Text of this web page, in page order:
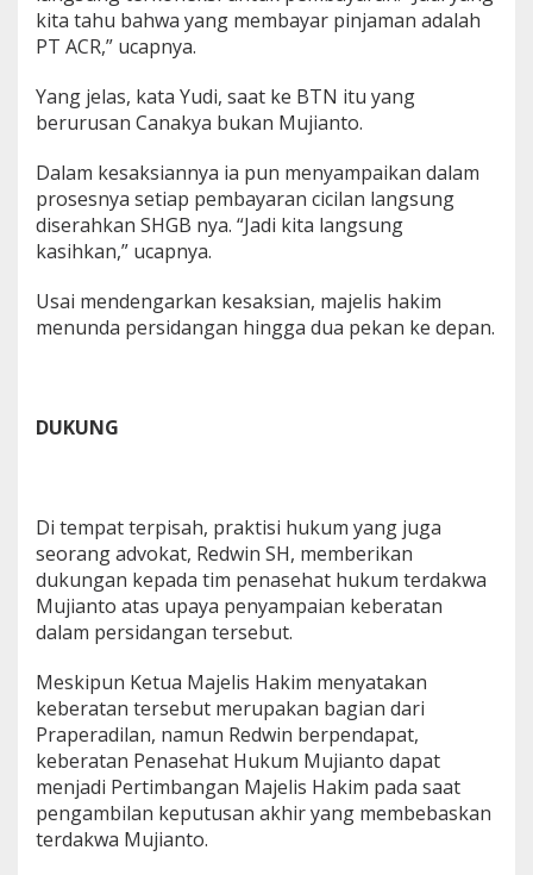
kita tahu bahwa yang membayar pinjaman adalah
PT ACR,” ucapnya.
Yang jelas, kata Yudi, saat ke BTN itu yang
berurusan Canakya bukan Mujianto.
Dalam kesaksiannya ia pun menyampaikan dalam
prosesnya setiap pembayaran cicilan langsung
diserahkan SHGB nya. “Jadi kita langsung
kasihkan,” ucapnya.
Usai mendengarkan kesaksian, majelis hakim
menunda persidangan hingga dua pekan ke depan.
DUKUNG
Di tempat terpisah, praktisi hukum yang juga
seorang advokat, Redwin SH, memberikan
dukungan kepada tim penasehat hukum terdakwa
Mujianto atas upaya penyampaian keberatan
dalam persidangan tersebut.
Meskipun Ketua Majelis Hakim menyatakan
keberatan tersebut merupakan bagian dari
Praperadilan, namun Redwin berpendapat,
keberatan Penasehat Hukum Mujianto dapat
menjadi Pertimbangan Majelis Hakim pada saat
pengambilan keputusan akhir yang membebaskan
terdakwa Mujianto.